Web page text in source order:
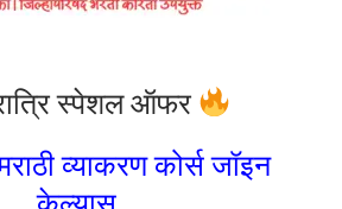
स्पेशल ऑफर
व्याकरण कोर्स जॉइन